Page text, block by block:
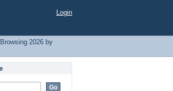
Login
Browsing 2026 by